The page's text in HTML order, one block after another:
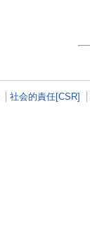
社会的責任[CSR]